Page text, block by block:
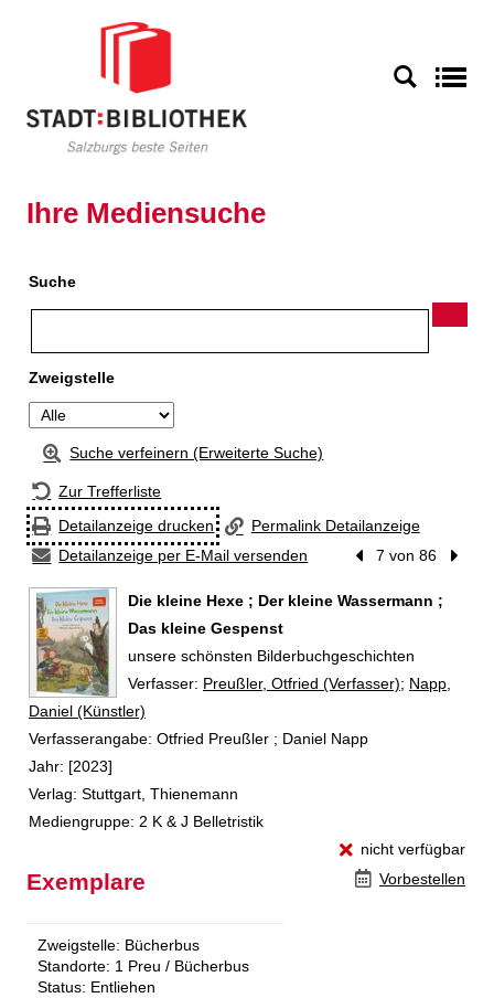
Ihre Mediensuche
Suche
Zweigstelle
Suche verfeinern (Erweiterte Suche)
Zur Trefferliste
Detailanzeige drucken
Permalink Detailanzeige
Detailanzeige per E-Mail versenden
Vorheriger Treffer
7 von 86
Die kleine Hexe ; Der kleine Wassermann ;
Das kleine Gespenst
unsere schönsten Bilderbuchgeschichten
Verfasser: Suche nach diesem Verfasser
Preußler, Otfried (Verfasser); Napp,
Daniel (Künstler)
Verfasserangabe: Otfried Preußler ; Daniel Napp
Jahr: [2023]
Verlag: Stuttgart, Thienemann
Mediengruppe: 2 K & J Belletristik
nicht verfügbar
Vorbestellen
Exemplare
Zweigstelle: Bücherbus
Standorte: 1 Preu / Bücherbus
Status: Entliehen